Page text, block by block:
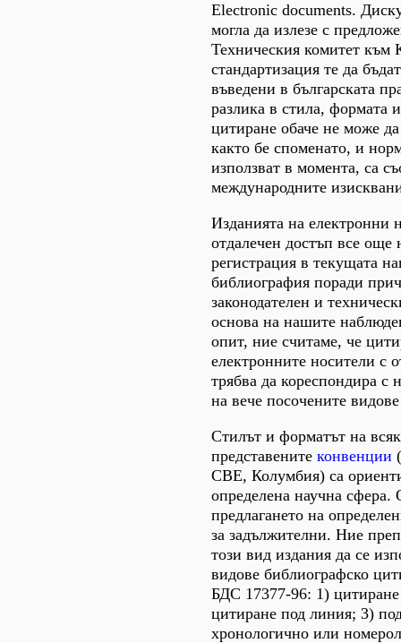
Electronic documents.
могла да излезе с
Техническия комитет към
стандартизация те да
въведени в българската
разлика в стила, формата
цитиране обаче не може
както бе споменато, и
използват в момента, са
международните
Изданията на електронни
отдалечен достъп все още
регистрация в текущата
библиография поради
законодателен и
основа на нашите
опит, ние считаме, че
електронните носители с
трябва да кореспондира с
на вече посочените
Стилът и форматът на
представените конвенции
CBE, Колумбия) са
определена научна сфера.
предлагането на
за задължителни. Ние
този вид издания да се
видове библиографско
БДС 17377-96: 1) цитиране
цитиране под линия; 3)
хронологично или